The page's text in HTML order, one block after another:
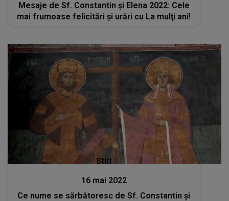
Mesaje de Sf. Constantin şi Elena 2022: Cele
mai frumoase felicitări şi urări cu La mulţi ani!
Stiri
16 mai 2022
Ce nume se sărbătoresc de Sf. Constantin şi